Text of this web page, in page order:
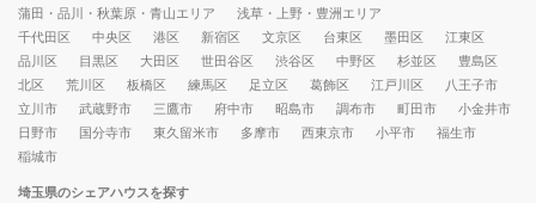
蒲田・品川・秋葉原・青山エリア
浅草・上野・豊洲エリア
千代田区
中央区 港区 新宿区 文京区 台東区 墨田区
江東区
品川区
目黒区 大田区 世田谷区 渋谷区 中野区 杉並区
豊島区
北区
荒川区 板橋区 練馬区 足立区 葛飾区 江戸川区
八王子市
立川市
武蔵野市 三鷹市 府中市 昭島市 調布市 町田市
小金井市
日野市
国分寺市 東久留米市 多摩市 西東京市 小平市
福生市
稲城市
埼玉県のシェアハウスを探す